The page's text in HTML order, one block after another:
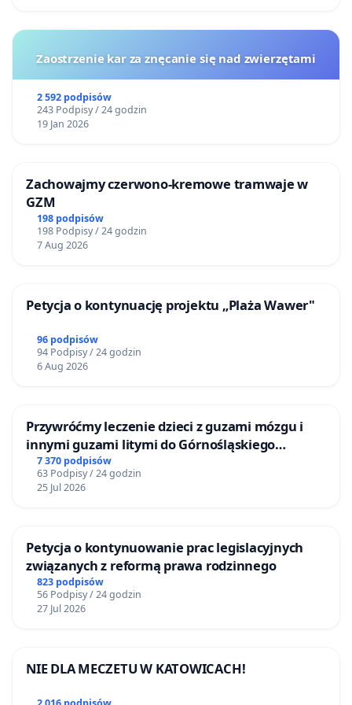
Zaostrzenie kar za znęcanie się nad zwierzętami
2 592 podpisów
243 Podpisy / 24 godzin
19 Jan 2026
Zachowajmy czerwono-kremowe tramwaje w
GZM
198 podpisów
198 Podpisy / 24 godzin
7 Aug 2026
Petycja o kontynuację projektu „Plaża Wawer"
96 podpisów
94 Podpisy / 24 godzin
6 Aug 2026
Przywróćmy leczenie dzieci z guzami mózgu i
innymi guzami litymi do Górnośląskiego
Centrum Zdrowia Dziecka w Katowicach
7 370 podpisów
63 Podpisy / 24 godzin
25 Jul 2026
Petycja o kontynuowanie prac legislacyjnych
związanych z reformą prawa rodzinnego
823 podpisów
56 Podpisy / 24 godzin
27 Jul 2026
NIE DLA MECZETU W KATOWICACH!